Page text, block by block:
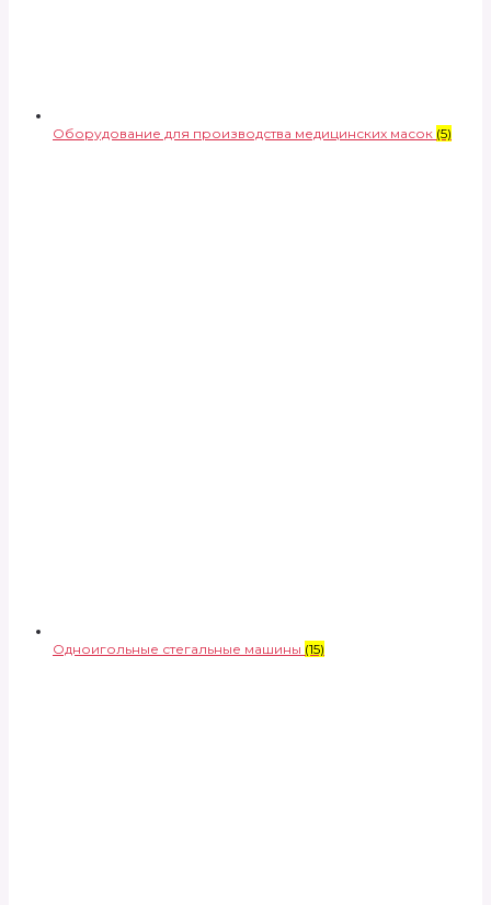
Оборудование для производства медицинских масок (5)
Одноигольные стегальные машины (15)